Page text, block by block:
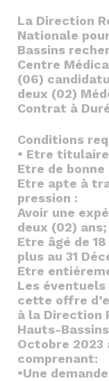
La Direction
Nationale
Bassins
Centre
(06)
deux (02)
Contrat à
Conditions
• Etre
Etre de
Etre apte à
pression :
Avoir une
deux (02) ans;
Etre âgé de
plus au 31
Etre
Les
cette offre
à la Direction
Hauts-
Octobre 2023
comprenant:
•Une